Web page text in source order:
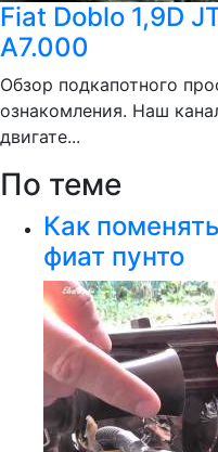
Fiat Doblo 1,9D
A7.000
Обзор подкапотного
ознакомления. Наш
двигате...
По теме
Как
фиат пунто